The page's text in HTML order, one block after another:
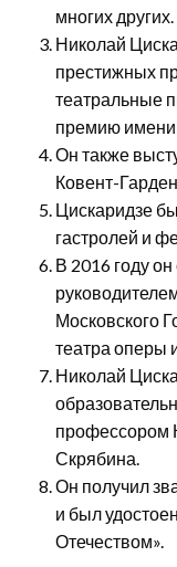
многих других.
Николай
престижных
театральные
премию имени
Он также
Ковент-
Цискаридзе
гастролей и
В 2016 году
Московского
театра оперы
Николай
профессором
Скрябина.
Он получил
и был
Отечеством».